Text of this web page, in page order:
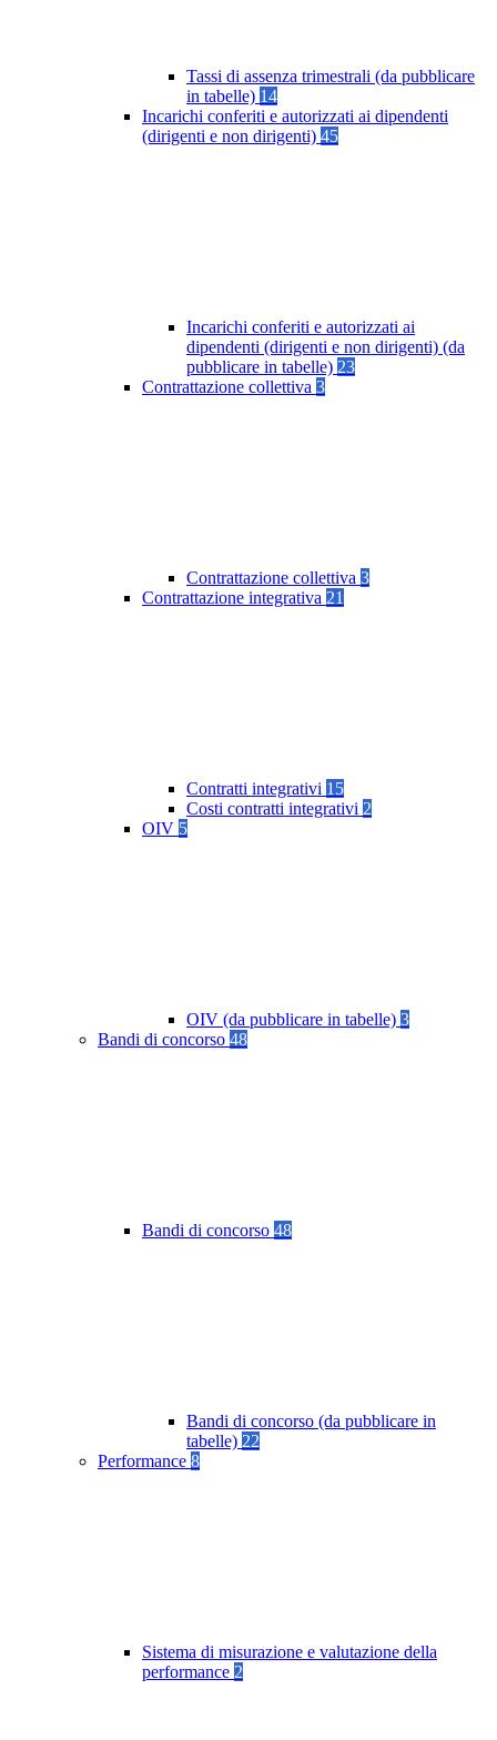
Tassi di assenza trimestrali (da pubblicare
in tabelle) 14
Incarichi conferiti e autorizzati ai dipendenti
(dirigenti e non dirigenti) 45
Incarichi conferiti e autorizzati ai
dipendenti (dirigenti e non dirigenti) (da
pubblicare in tabelle) 23
Contrattazione collettiva 3
Contrattazione collettiva 3
Contrattazione integrativa 21
Contratti integrativi 15
Costi contratti integrativi 2
OIV 5
OIV (da pubblicare in tabelle) 3
Bandi di concorso 48
Bandi di concorso 48
Bandi di concorso (da pubblicare in
tabelle) 22
Performance 8
Sistema di misurazione e valutazione della
performance 2